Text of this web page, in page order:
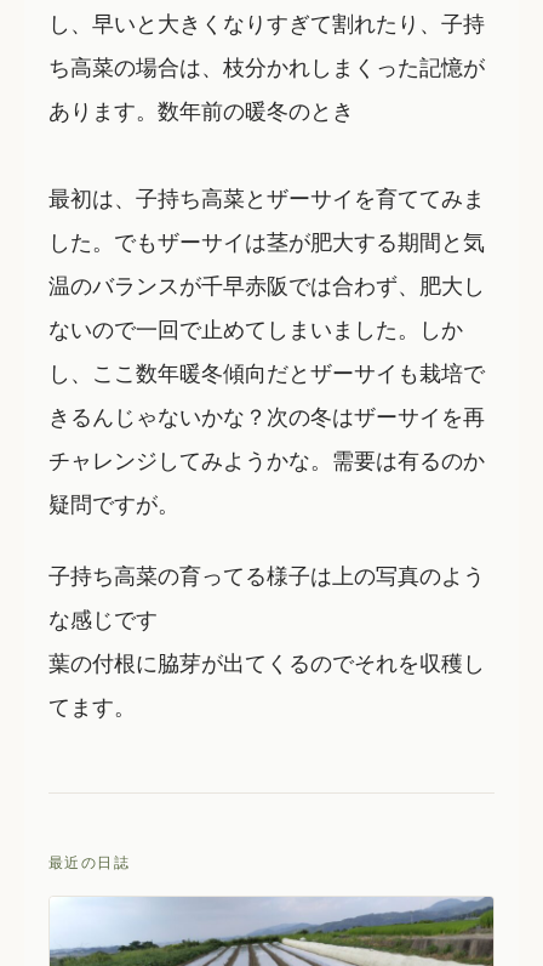
し、早いと大きくなりすぎて割れたり、子持
ち高菜の場合は、枝分かれしまくった記憶が
あります。数年前の暖冬のとき
最初は、子持ち高菜とザーサイを育ててみま
した。でもザーサイは茎が肥大する期間と気
温のバランスが千早赤阪では合わず、肥大し
ないので一回で止めてしまいました。しか
し、ここ数年暖冬傾向だとザーサイも栽培で
きるんじゃないかな？次の冬はザーサイを再
チャレンジしてみようかな。需要は有るのか
疑問ですが。
子持ち高菜の育ってる様子は上の写真のよう
な感じです
葉の付根に脇芽が出てくるのでそれを収穫し
てます。
最近の日誌